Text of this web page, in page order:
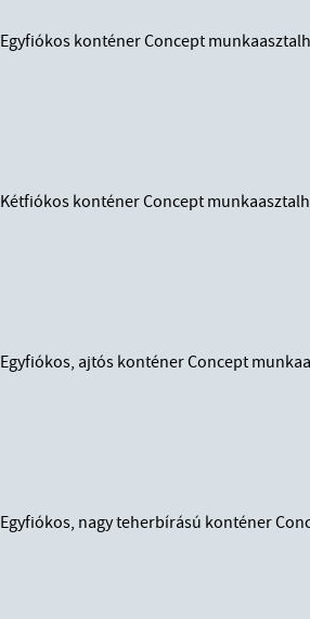
Egyfiókos konténer Concept
Kétfiókos konténer Concept
Egyfiókos, ajtós konténer Concept
Egyfiókos, nagy teherbírású konténer